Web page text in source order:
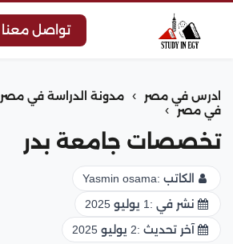
تواصل معنا
ادرس في مصر › مدونة الدراسة في مصر
في مصر
›
تخصصات جامعة بدر
الكاتب :Yasmin osama
نشر في : 1 يوليو 2025
آخر تحديث :2 يوليو 2025